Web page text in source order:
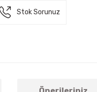
Stok Sorunuz